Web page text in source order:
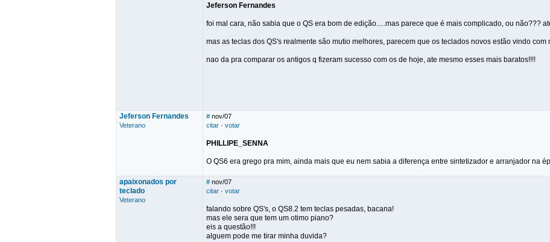
Jeferson Fernandes
foi mal cara, não sabia que o QS era bom de edição.....mas parece que é mais complicado, ou não???
mas as teclas dos QS's realmente são mutio melhores, parecem que os teclados novos estão vindo
nao da pra comparar os antigos q fizeram sucesso com os de hoje, ate mesmo esses mais baratos!!!!
Jeferson Fernandes
Veterano
# nov/07
citar · votar
PHILLIPE_SENNA
O QS6 era grego pra mim, ainda mais que eu nem sabia a diferença entre sintetizador e arranjador na
apaixonados por
teclado
Veterano
# nov/07
citar · votar
falando sobre QS's, o QS8.2 tem teclas pesadas, bacana!
mas ele sera que tem um otimo piano?
eis a questão!!!
alguem pode me tirar minha duvida?